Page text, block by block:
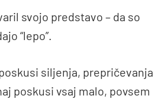
svojo predstavo – da so
“lepo”.
siljenja, prepričevanja
poskusi vsaj malo, povsem